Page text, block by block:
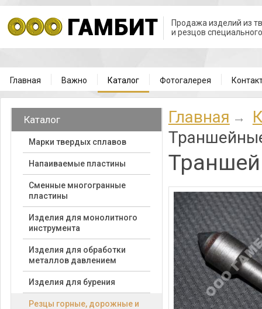
Продажа изделий из
и резцов
Главная Важно Каталог Фотогалерея
Каталог
Марки твердых сплавов
Напаиваемые пластины
Cменные многогранные
пластины
Изделия для монолитного
инструмента
Изделия для обработки
металлов давлением
Изделия для бурения
Резцы горные, дорожные и
Главная